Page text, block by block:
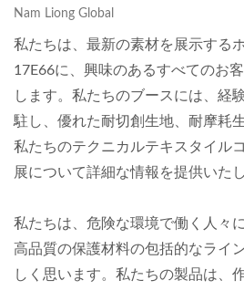
Nam Liong Global
私たちは、最新の素材を展示する
17E66に、興味のあるすべてのお
します。私たちのブースには、経
駐し、優れた耐切創生地、耐摩耗
私たちのテクニカルテキスタイル
展について詳細な情報を提供いたし
私たちは、危険な環境で働く人々
高品質の保護材料の包括的なライ
しく思います。私たちの製品は、